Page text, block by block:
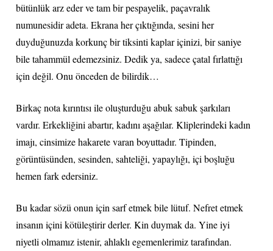
bütünlük arz eder ve tam bir pespayelik, paçavralık
numunesidir adeta. Ekrana her çıktığında, sesini her
duyduğunuzda korkunç bir tiksinti kaplar içinizi, bir saniye
bile tahammül edemezsiniz. Dedik ya, sadece çatal fırlattığı
için değil. Onu önceden de bilirdik…
Birkaç nota kırıntısı ile oluşturduğu abuk sabuk şarkıları
vardır. Erkekliğini abartır, kadını aşağılar. Kliplerindeki kadın
imajı, cinsimize hakarete varan boyuttadır. Tipinden,
görüntüsünden, sesinden, sahteliği, yapaylığı, içi boşluğu
hemen fark edersiniz.
Bu kadar sözü onun için sarf etmek bile lütuf. Nefret etmek
insanın içini kötüleştirir derler. Kin duymak da. Yine iyi
niyetli olmamız istenir, ahlaklı egemenlerimiz tarafından.